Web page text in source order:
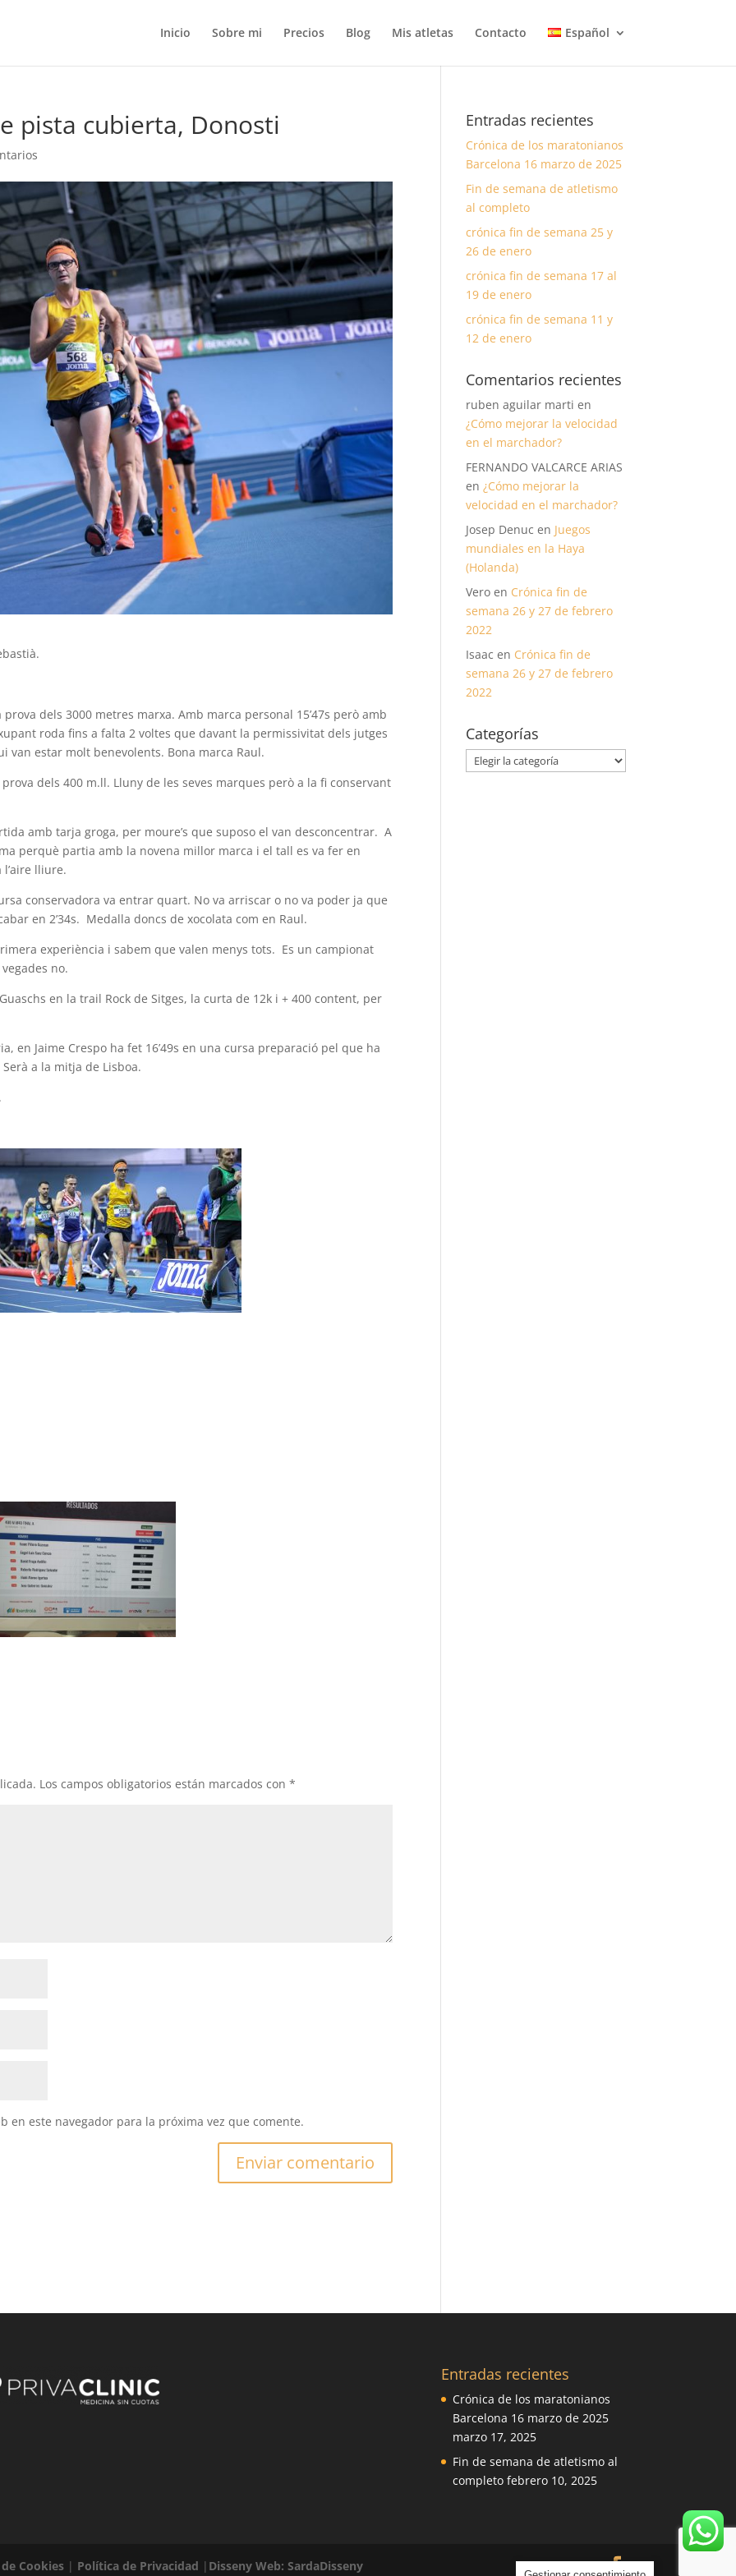
Inicio Sobre mi Precios Blog Mis atletas Contacto Español
pista cubierta, Donosti
dels 3000 metres marxa. Amb marca personal 15’47s però amb
roda fins a falta 2 voltes que davant la permissivitat dels jutges
van estar molt benevolents. Bona marca Raul.
prova dels 400 m.ll. Lluny de les seves marques però a la fi conservant
amb tarja groga, per moure’s que suposo el van desconcentrar. A
perquè partia amb la novena millor marca i el tall es va fer en
lliure.
conservadora va entrar quart. No va arriscar o no va poder ja que
en 2’34s. Medalla doncs de xocolata com en Raul.
experiència i sabem que valen menys tots. Es un campionat
no.
en la trail Rock de Sitges, la curta de 12k i + 400 content, per
en Jaime Crespo ha fet 16’49s en una cursa preparació pel que ha
a la mitja de Lisboa.
Los campos obligatorios están marcados con*
en este navegador para la próxima vez que comente.
Entradas recientes
Crónica de los maratonianos
Barcelona 16 marzo de 2025
Fin de semana de atletismo
al completo
crónica fin de semana 25 y
26 de enero
crónica fin de semana 17 al
19 de enero
crónica fin de semana 11 y
12 de enero
Comentarios recientes
ruben aguilar marti en
¿Cómo mejorar la velocidad
en el marchador?
FERNANDO VALCARCE ARIAS
en¿Cómo mejorar la
velocidad en el marchador?
Josep Denuc en Juegos
mundiales en la Haya
(Holanda)
Vero en Crónica fin de
semana 26 y 27 de febrero
2022
Isaac en Crónica fin de
semana 26 y 27 de febrero
2022
Categorías
Categorías
Entradas recientes
Crónica de los maratonianos
Barcelona 16 marzo de 2025
marzo 17, 2025
Fin de semana de atletismo al
completo febrero 10, 2025
Cookies | Política de Privacidad | Disseny Web: SardaDisseny